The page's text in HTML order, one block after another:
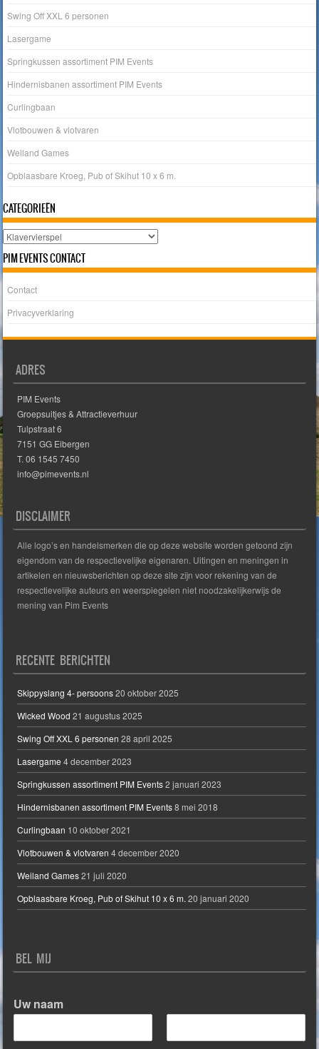
Swing Off XXL 6 personen
Lasergame
Springkussen assortiment PIM Events
Hindernisbanen assortiment PIM Events
Curlingbaan
Vlotbouwen & vlotvaren
Weiland Games
Opblaasbare Kroeg, Pub of Skihut 10 x 6 m.
CATEGORIEËN
Categorieën
PIM EVENTS CONTACT
Contact
Privacyverklaring
ADRES
PIM Events
Groepsuitjes & Attractieverhuur
Tulpstraat 6
7151 GG Eibergen
T. 06 1545 7450
info@pimevents.nl
DISCLAIMER
Alle logo’s en handelsmerken die op deze website worden getoond zijn
eigendom van de respectievelijke eigenaren. Uitingen en meningen in
artikelen en nieuwsberichten op deze site zijn voor rekening van de
respectievelijke auteurs en weerspiegelen niet noodzakelijkerwijs de
mening van Pim Events
RECENTE BERICHTEN
Skippyslang 4- persoons 20 oktober 2025
Wicked Wood 21 augustus 2025
Swing Off XXL 6 personen 28 april 2025
Lasergame 4 december 2023
Springkussen assortiment PIM Events 2 januari 2023
Hindernisbanen assortiment PIM Events 8 mei 2018
Curlingbaan 10 oktober 2021
Vlotbouwen & vlotvaren 4 december 2020
Weiland Games 21 juli 2020
Opblaasbare Kroeg, Pub of Skihut 10 x 6 m. 20 januari 2020
BEL MIJ
Uw naam
V A